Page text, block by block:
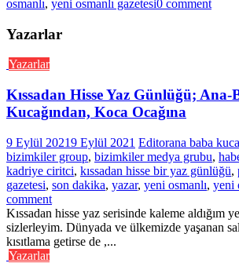
osmanlı, yeni osmanlı gazetesi0 comment
Yazarlar
Yazarlar
Kıssadan Hisse Yaz Günlüğü; Ana-
Kucağından, Koca Ocağına
9 Eylül 20219 Eylül 2021 Editorana baba
bizimkiler group, bizimkiler medya grubu,
kadriye ciritci, kıssadan hisse bir yaz günlüğü,
gazetesi, son dakika, yazar, yeni osmanlı, yeni
comment
Kıssadan hisse yaz serisinde kaleme aldığım
sizlerleyim. Dünyada ve ülkemizde yaşanan
kısıtlama getirse de ,...
Yazarlar